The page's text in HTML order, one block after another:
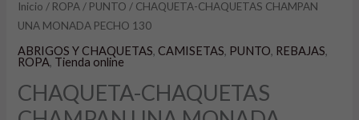
Inicio / ROPA / PUNTO / CHAQUETA-CHAQUETAS CHAMPAN
UNA MONADA PECHO 130
ABRIGOS Y CHAQUETAS,CAMISETAS, PUNTO, REBAJAS,
ROPA, Tienda online
CHAQUETA-CHAQUETAS